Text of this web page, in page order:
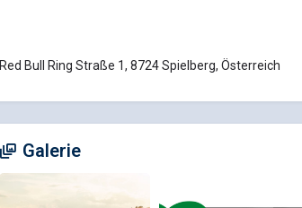
Red Bull Ring Straße 1, 8724 Spielberg, Österreich
Galerie